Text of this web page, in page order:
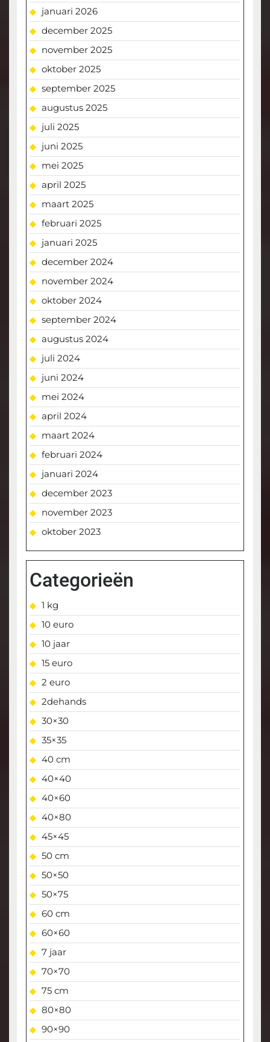
januari 2026
december 2025
november 2025
oktober 2025
september 2025
augustus 2025
juli 2025
juni 2025
mei 2025
april 2025
maart 2025
februari 2025
januari 2025
december 2024
november 2024
oktober 2024
september 2024
augustus 2024
juli 2024
juni 2024
mei 2024
april 2024
maart 2024
februari 2024
januari 2024
december 2023
november 2023
oktober 2023
Categorieën
1 kg
10 euro
10 jaar
15 euro
2 euro
2dehands
30×30
35×35
40 cm
40×40
40×60
40×80
45×45
50 cm
50×50
50×75
60 cm
60×60
7 jaar
70×70
75 cm
80×80
90×90